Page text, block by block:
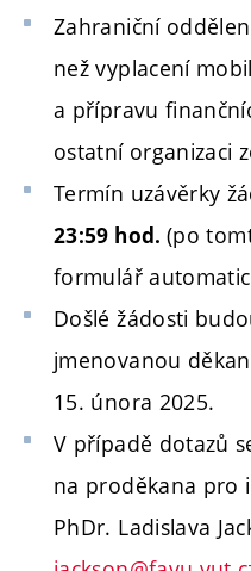
Zahraniční
než vyplacení
a přípravu
ostatní organizaci
Termín uzávěrky
23:59 hod. (po
formulář
Došlé žádosti
jmenovanou
15. února 2025.
V případě dotazů
na proděkana pro
PhDr. Ladislava